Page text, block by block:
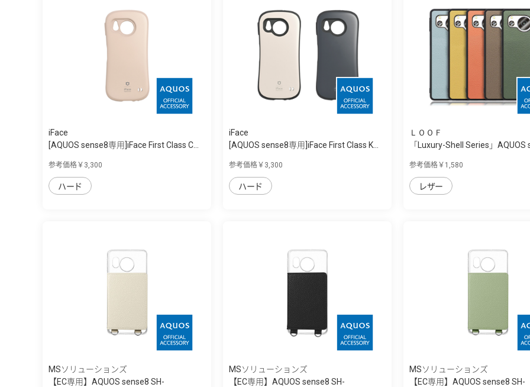
iFace
[AQUOS sense8専用]iFace First Class C...
参考価格￥3,300
ハード
iFace
[AQUOS sense8専用]iFace First Class K...
参考価格￥3,300
ハード
ＬＯＯＦ
「Luxury-Shell Series」AQUOS
参考価格￥1,580
レザー
MSソリューションズ
【EC専用】AQUOS sense8 SH-
MSソリューションズ
【EC専用】AQUOS sense8 SH-
MSソリューションズ
【EC専用】AQUOS sense8 SH-